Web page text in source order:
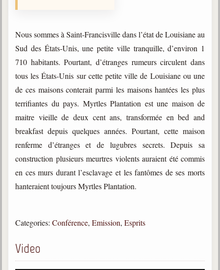
Newsletters
Sujets du mois
Citations
Maximes
Enregistrements
séance d'aide spirituelle
Diaporamas
Enseignement
L'Agora
Posez-nous des questions
Consultez les réponses
Nous sommes à Saint-Francisville dans l’état de Louisiane au
Sud des États-Unis, une petite ville tranquille, d’environ 1
710 habitants. Pourtant, d’étranges rumeurs circulent dans
tous les États-Unis sur cette petite ville de Louisiane ou une
de ces maisons conterait parmi les maisons hantées les plus
terrifiantes du pays. Myrtles Plantation est une maison de
maitre vieille de deux cent ans, transformée en bed and
breakfast depuis quelques années. Pourtant, cette maison
renferme d’étranges et de lugubres secrets. Depuis sa
construction plusieurs meurtres violents auraient été commis
en ces murs durant l’esclavage et les fantômes de ses morts
hanteraient toujours Myrtles Plantation.
Categories: Conférence, Emission, Esprits
Video